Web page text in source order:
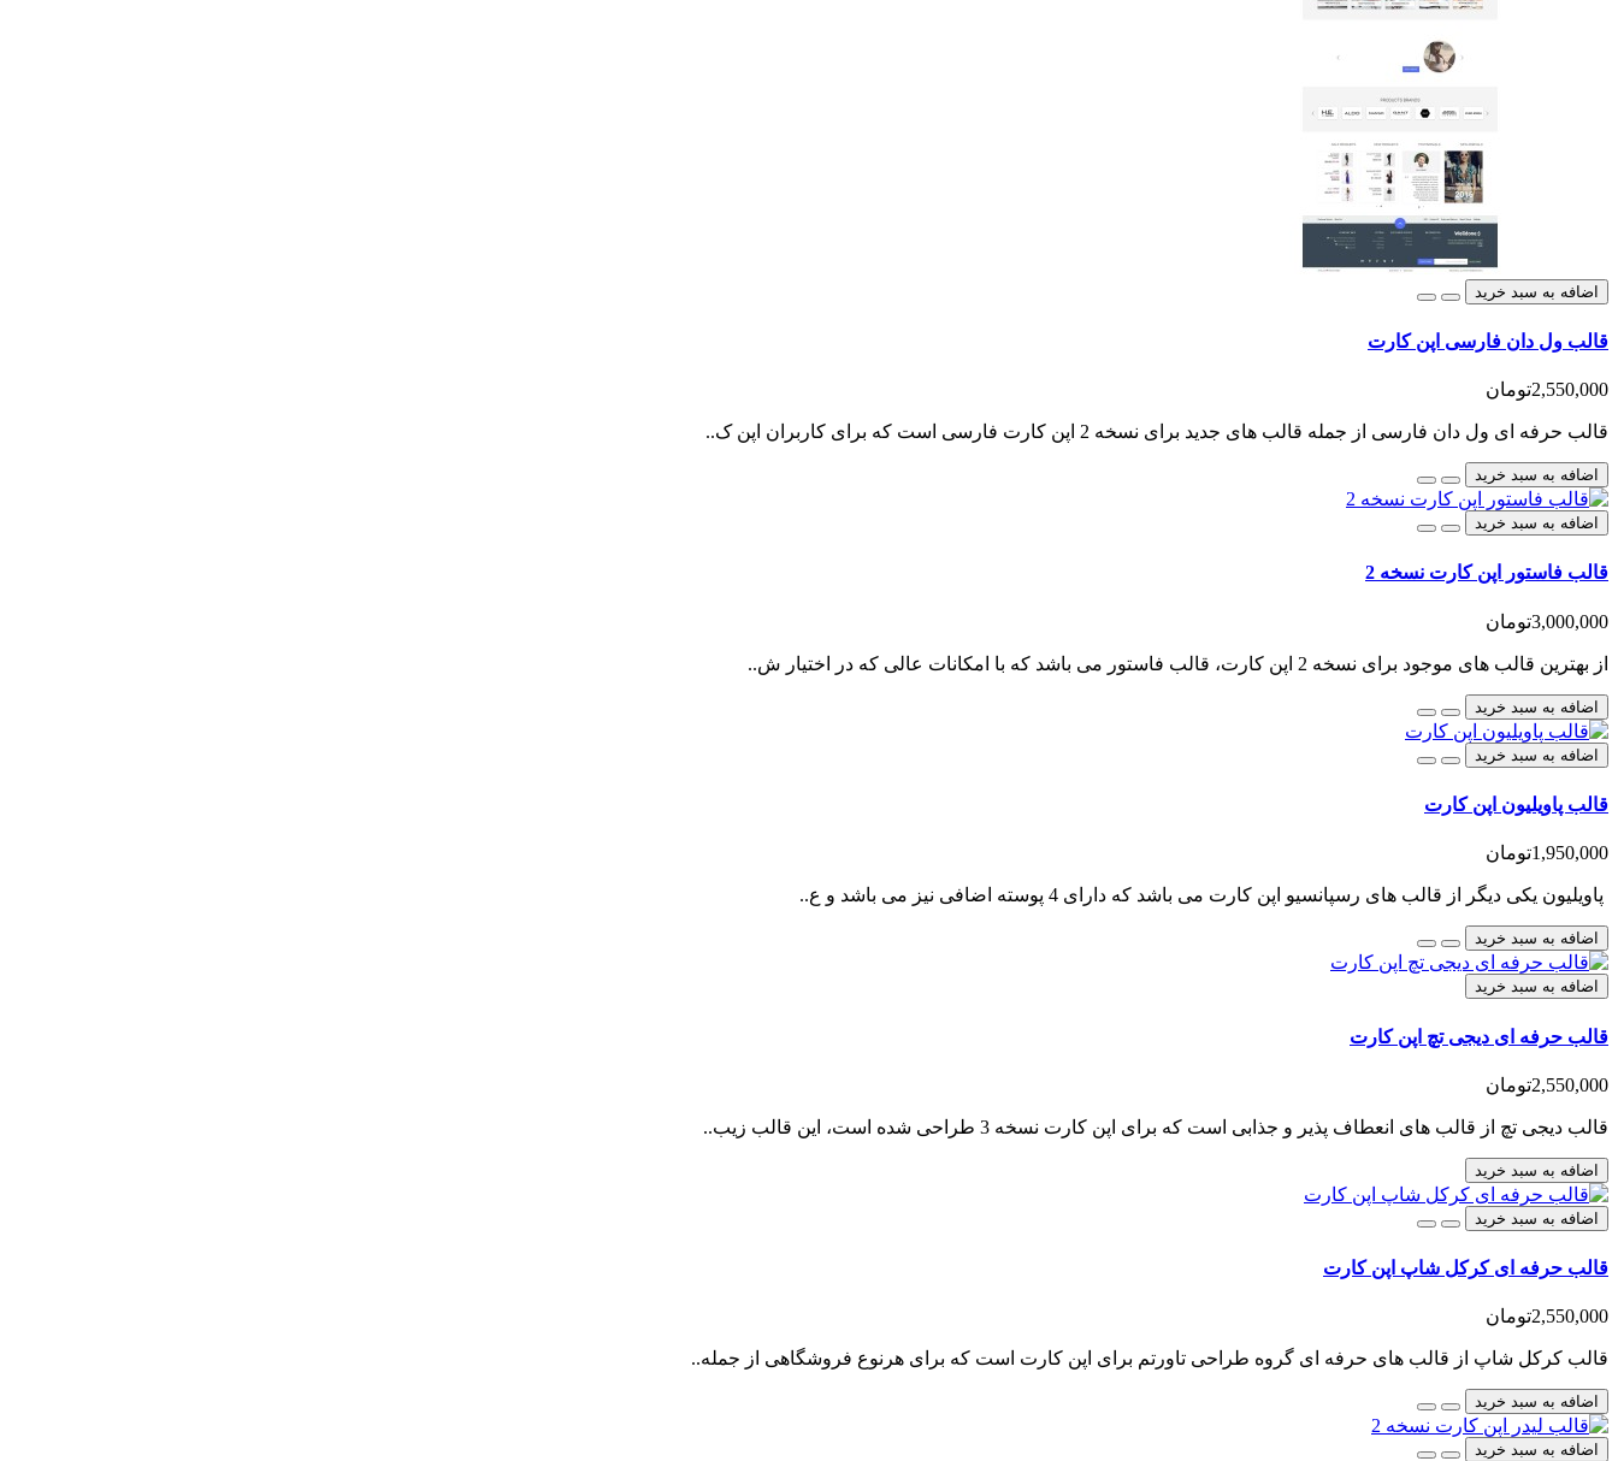
اضافه به سبد خرید
قالب ول دان فارسی اپن کارت
2,550,000تومان
قالب حرفه ای ول دان فارسی از جمله قالب های جدید برای نسخه 2 اپن کارت فارسی است که برای کاربران اپن ک..
اضافه به سبد خرید
اضافه به سبد خرید
قالب فاستور اپن کارت نسخه 2
3,000,000تومان
از بهترین قالب های موجود برای نسخه 2 اپن کارت، قالب فاستور می باشد که با امکانات عالی که در اختیار ش..
اضافه به سبد خرید
اضافه به سبد خرید
قالب پاویلیون اپن کارت
1,950,000تومان
پاویلیون یکی دیگر از قالب های رسپانسیو اپن کارت می باشد که دارای 4 پوسته اضافی نیز می باشد و ع..
اضافه به سبد خرید
اضافه به سبد خرید
قالب حرفه ای دیجی تچ اپن کارت
2,550,000تومان
قالب دیجی تچ از قالب های انعطاف پذیر و جذابی است که برای اپن کارت نسخه 3 طراحی شده است، این قالب زیب..
اضافه به سبد خرید
اضافه به سبد خرید
قالب حرفه ای کرکل شاپ اپن کارت
2,550,000تومان
قالب کرکل شاپ از قالب های حرفه ای گروه طراحی تاورتم برای اپن کارت است که برای هرنوع فروشگاهی از جمله..
اضافه به سبد خرید
اضافه به سبد خرید